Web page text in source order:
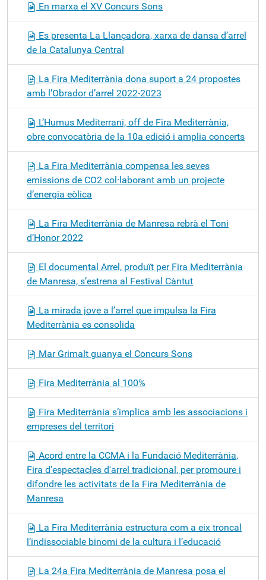
En marxa el XV Concurs Sons
Es presenta La Llançadora, xarxa de dansa d’arrel
de la Catalunya Central
La Fira Mediterrània dona suport a 24 propostes
amb l’Obrador d’arrel 2022-2023
L’Humus Mediterrani, off de Fira Mediterrània,
obre convocatòria de la 10a edició i amplia concerts
La Fira Mediterrània compensa les seves
emissions de CO2 col·laborant amb un projecte
d’energia eòlica
La Fira Mediterrània de Manresa rebrà el Toni
d’Honor 2022
El documental Arrel, produït per Fira Mediterrània
de Manresa, s’estrena al Festival Càntut
La mirada jove a l’arrel que impulsa la Fira
Mediterrània es consolida
Mar Grimalt guanya el Concurs Sons
Fira Mediterrània al 100%
Fira Mediterrània s’implica amb les associacions i
empreses del territori
Acord entre la CCMA i la Fundació Mediterrània,
Fira d'espectacles d'arrel tradicional, per promoure i
difondre les activitats de la Fira Mediterrània de
Manresa
La Fira Mediterrània estructura com a eix troncal
l’indissociable binomi de la cultura i l’educació
La 24a Fira Mediterrània de Manresa posa el